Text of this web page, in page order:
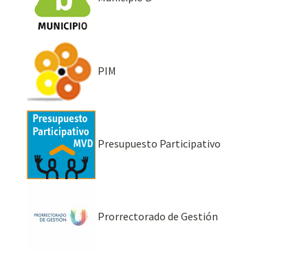
PIM
Presupuesto Participativo
Prorrectorado de Gestión